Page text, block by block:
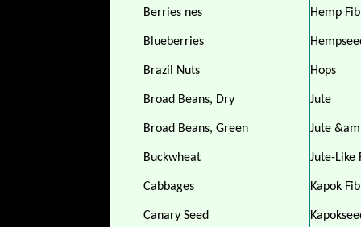
Berries nes
Blueberries
Brazil Nuts
Broad Beans, Dry
Broad Beans, Green
Buckwheat
Cabbages
Canary Seed
Hemp
Hops
Jute
Jute
Jute-Like
Kapok